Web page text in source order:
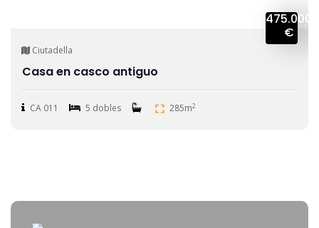
475.000
€
Ciutadella
Casa en casco antiguo
CA 011 5 dobles 285m2